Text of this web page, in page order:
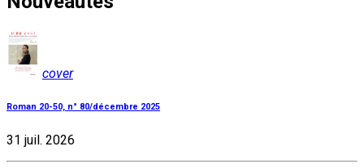
cover
Roman 20-50, n° 80/décembre 2025
31 juil. 2026